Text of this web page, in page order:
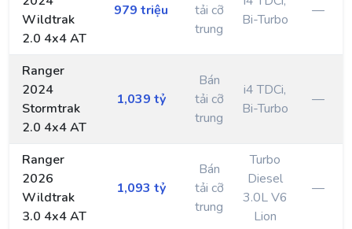
Wildtrak
2.0 4x4 AT
979 triệu
tải cỡ
trung
Bi-Turbo
—
Ranger
2024
Stormtrak
2.0 4x4 AT
1,039 tỷ
Bán
tải cỡ
trung
i4 TDCi,
Bi-Turbo
—
Ranger
2026
Wildtrak
3.0 4x4 AT
1,093 tỷ
Bán
tải cỡ
trung
Turbo
Diesel
3.0L V6
Lion
—